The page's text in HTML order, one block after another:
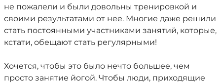
не пожалели и были довольны тренировкой и
своими результатами от нее. Многие даже решили
стать постоянными участниками занятий, которые,
кстати, обещают стать регулярными!
Хочется, чтобы это было нечто большее, чем
просто занятие йогой. Чтобы люди, приходящие